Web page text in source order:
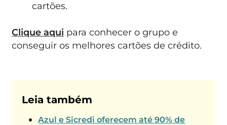
cartões.
Clique aqui para conhecer o grupo e
conseguir os melhores cartões de crédito.
Leia também
Azul e Sicredi oferecem até 90% de